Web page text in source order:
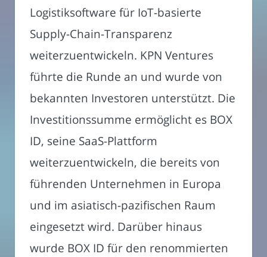
Logistiksoftware für IoT-basierte
Supply-Chain-Transparenz
weiterzuentwickeln. KPN Ventures
führte die Runde an und wurde von
bekannten Investoren unterstützt. Die
Investitionssumme ermöglicht es BOX
ID, seine SaaS-Plattform
weiterzuentwickeln, die bereits von
führenden Unternehmen in Europa
und im asiatisch-pazifischen Raum
eingesetzt wird. Darüber hinaus
wurde BOX ID für den renommierten